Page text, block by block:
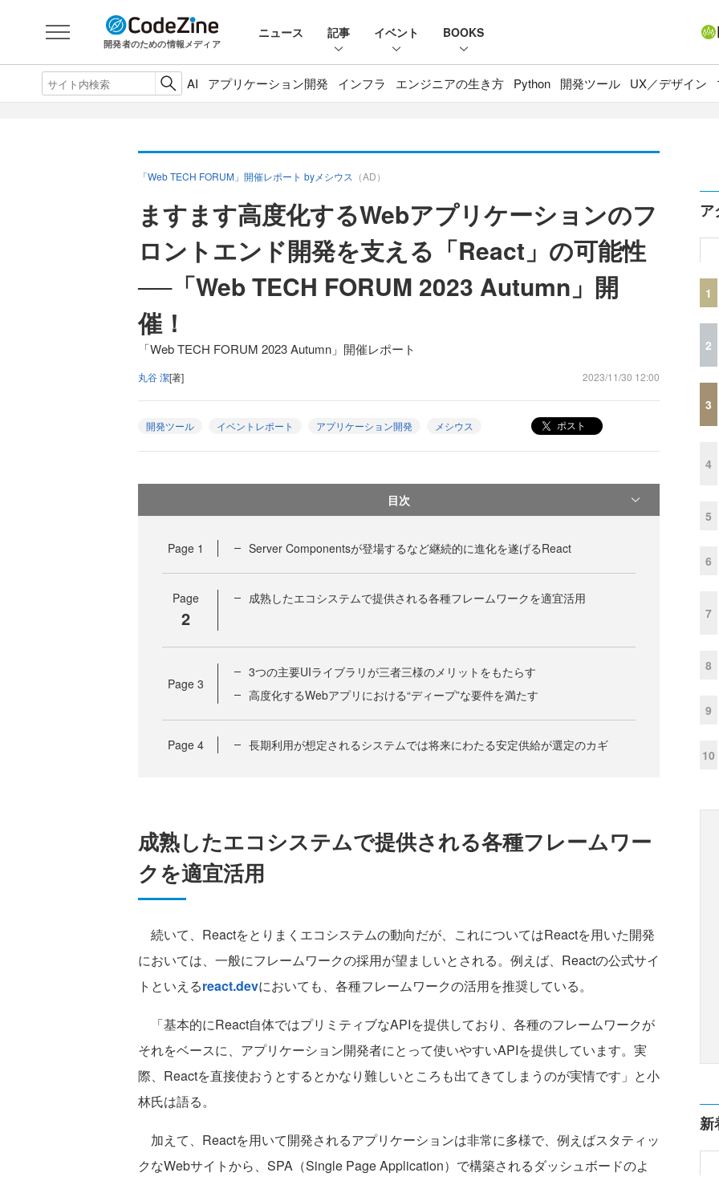
開発者のための情報メディア
ニュース 記事 イベント BOOKS
AI アプリケーション開発 インフラ エンジニアの生き方 Python 開発ツール UX／デザイン
「Web TECH FORUM」開催レポート byメシウス （AD）
ますます高度化するWebアプリケーションのフ
ロントエンド開発を支える「React」の可能性
──「Web TECH FORUM 2023 Autumn」開
催！
「Web TECH FORUM 2023 Autumn」開催レポート
丸谷 潔[著] 2023/11/30 12:00
開発ツール イベントレポート アプリケーション開発 メシウス ポスト
目次
Page 1 Server Componentsが登場するなど継続的に進化を遂げるReact
Page
2
成熟したエコシステムで提供される各種フレームワークを適宜活用
Page 3
3つの主要UIライブラリが三者三様のメリットをもたらす
高度化するWebアプリにおける“ディープ”な要件を満たす
Page 4 長期利用が想定されるシステムでは将来にわたる安定供給が選定のカギ
成熟したエコシステムで提供される各種フレームワー
クを適宜活用
続いて、Reactをとりまくエコシステムの動向だが、これについてはReactを用いた開発
においては、一般にフレームワークの採用が望ましいとされる。例えば、Reactの公式サイ
トといえるreact.devにおいても、各種フレームワークの活用を推奨している。
「基本的にReact自体ではプリミティブなAPIを提供しており、各種のフレームワークが
それをベースに、アプリケーション開発者にとって使いやすいAPIを提供しています。実
際、Reactを直接使おうとするとかなり難しいところも出てきてしまうのが実情です」と小
林氏は語る。
加えて、Reactを用いて開発されるアプリケーションは非常に多様で、例えばスタティッ
クなWebサイトから、SPA（Single Page Application）で構築されるダッシュボードのよ
ア
1
2
3
4
5
6
7
8
9
10
新